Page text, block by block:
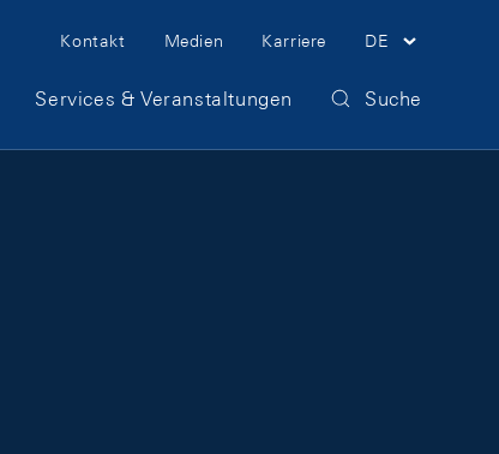
Meta Navigation
Kontakt Medien Karriere DE
Services & Veranstaltungen Suche